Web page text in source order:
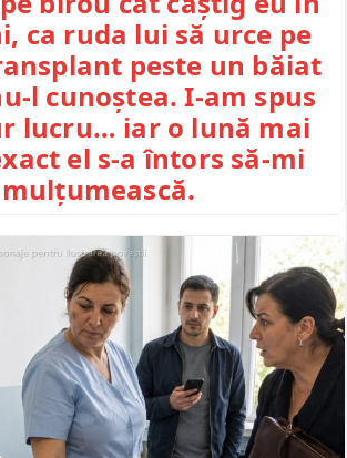
ca ruda lui să urce pe
peste un băiat
l cunoștea. I-am spus
lucru… iar o lună mai
el s-a întors să-mi
mulțumească.